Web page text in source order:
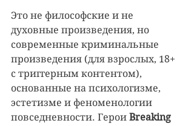
Это не философские и не
духовные произведения, но
современные криминальные
произведения (для взрослых, 18+
с триггерным контентом),
основанные на психологизме,
эстетизме и феноменологии
повседневности. Герои Breaking